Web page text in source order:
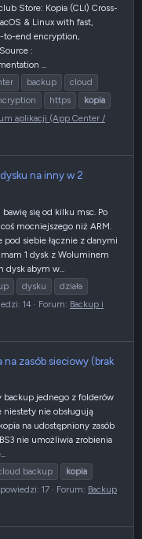
Store: Kopia (CLI) Cross-
& Linux with fast,
to-end encryption,
:
...
backup
cloud
https
kopia
aplikacji (App Center /
na inny w 2
się od kilku msc. Po
mocniejszego niż ARM.
pod siebie łącznie z danymi
1 dysk z Woluminem
dysk abym w...
dysku
działa
14 Forum: Backup i
na zasób sieciowy (brak
backup jednego z folderów
niestety nie obsługują
na udostępniony zasób
nie umożliwia zrobienia
backup
kopia
17 Forum: Backup